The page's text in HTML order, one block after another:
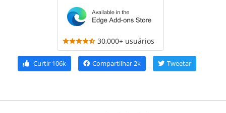
30,000+ usuários
Curtir 106k Compartilhar2k Tweetar